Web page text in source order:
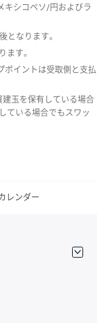
キシコペソ/円およびラ
となります。
ます。
ポイントは受取側と支払
建玉を保有している場合
ている場合でもスワッ
レンダー